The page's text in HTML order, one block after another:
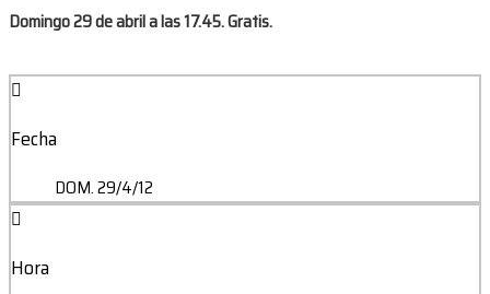
Domingo 29 de abril a las 17.45. Gratis.
Fecha
DOM. 29/4/12
Hora